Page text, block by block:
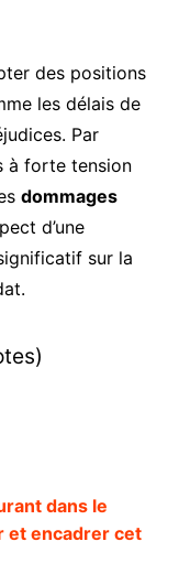
des positions
les délais de
Par
à forte tension
dommages
d’une
sur la
dans le
et encadrer cet